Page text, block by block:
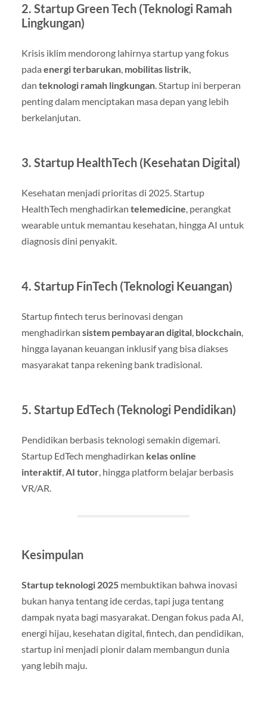
2. Startup Green Tech (Teknologi Ramah
Lingkungan)
Krisis iklim mendorong lahirnya startup yang fokus
pada energi terbarukan, mobilitas listrik,
dan teknologi ramah lingkungan. Startup ini berperan
penting dalam menciptakan masa depan yang lebih
berkelanjutan.
3. Startup HealthTech (Kesehatan Digital)
Kesehatan menjadi prioritas di 2025. Startup
HealthTech menghadirkan telemedicine , perangkat
wearable untuk memantau kesehatan, hingga AI untuk
diagnosis dini penyakit.
4. Startup FinTech (Teknologi Keuangan)
Startup fintech terus berinovasi dengan
menghadirkan sistem pembayaran digital, blockchain,
hingga layanan keuangan inklusif yang bisa diakses
masyarakat tanpa rekening bank tradisional.
5. Startup EdTech (Teknologi Pendidikan)
Pendidikan berbasis teknologi semakin digemari.
Startup EdTech menghadirkan kelas online
interaktif, AI tutor, hingga platform belajar berbasis
VR/AR.
Kesimpulan
Startup teknologi 2025membuktikan bahwa inovasi
bukan hanya tentang ide cerdas, tapi juga tentang
dampak nyata bagi masyarakat. Dengan fokus pada AI,
energi hijau, kesehatan digital, fintech, dan pendidikan,
startup ini menjadi pionir dalam membangun dunia
yang lebih maju.